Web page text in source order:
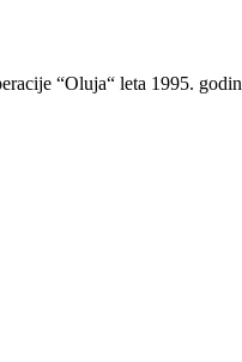
“Oluja“ leta 1995.